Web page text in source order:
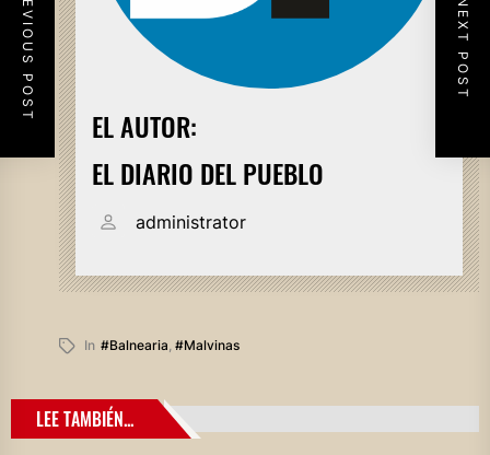
EL AUTOR:
EL DIARIO DEL PUEBLO
administrator
In #balnearia #malvinas
PREVIOUS POST NEXT POST
LEE TAMBIÉN...